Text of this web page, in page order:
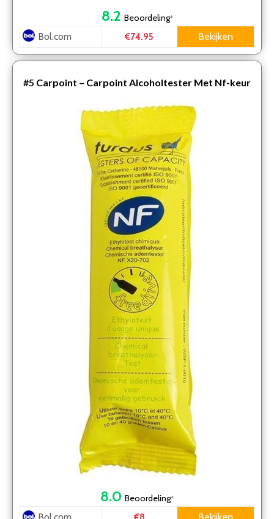
8.2 Beoordeling*
Bol.com €74.95 Bekijken
#5 Carpoint – Carpoint Alcoholtester Met Nf-keur
8.0 Beoordeling*